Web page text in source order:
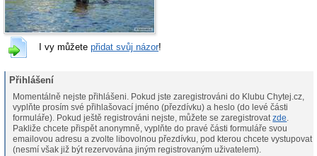
I vy můžete přidat svůj názor!
Přihlášení
Momentálně nejste přihlášeni. Pokud jste zaregistrováni do Klubu Chytej.cz,
vyplňte prosím své přihlašovací jméno (přezdívku) a heslo (do levé části
formuláře). Pokud ještě registrováni nejste, můžete se zaregistrovatzde.
Pakliže chcete přispět anonymně, vyplňte do pravé části formuláře svou
emailovou adresu a zvolte libovolnou přezdívku, pod kterou chcete vystupovat
(nesmí však již být rezervována jiným registrovaným uživatelem).